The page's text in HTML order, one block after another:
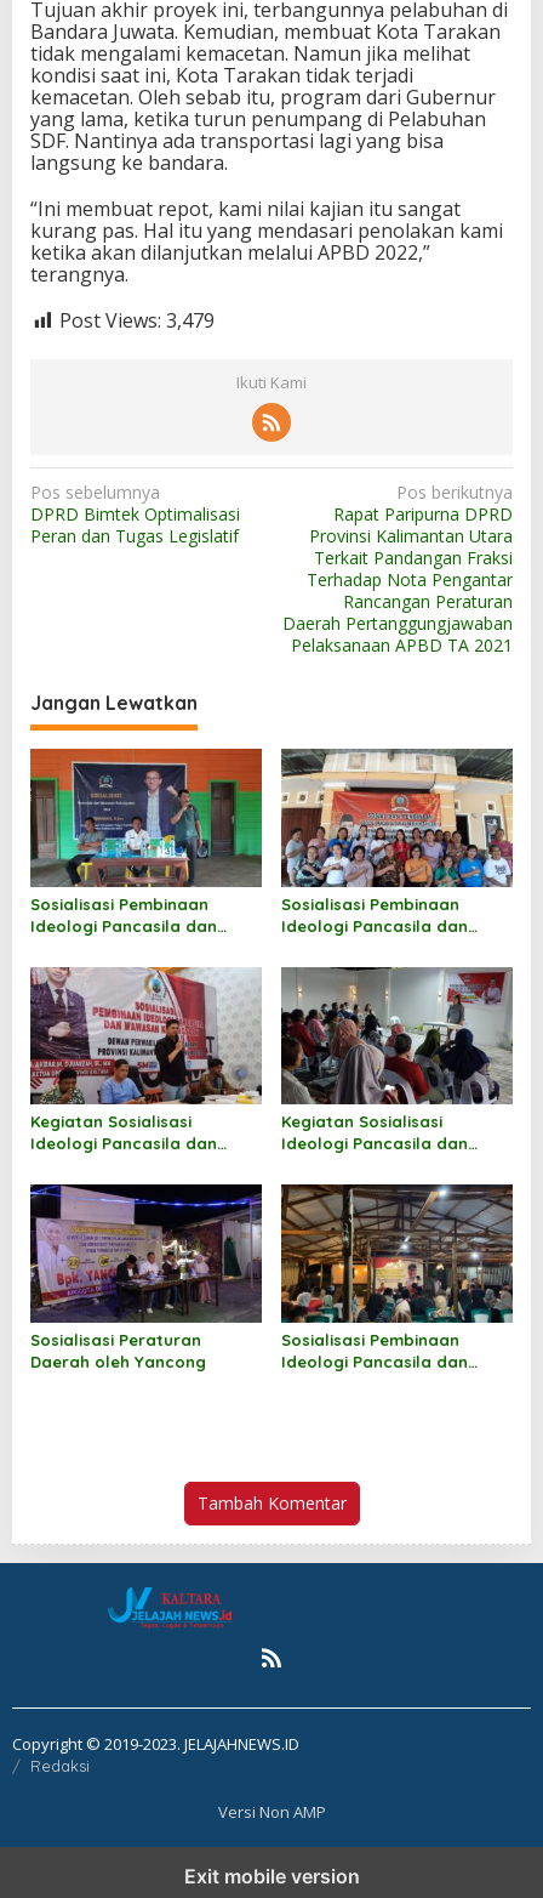
Tujuan akhir proyek ini, terbangunnya pelabuhan di
Bandara Juwata. Kemudian, membuat Kota Tarakan
tidak mengalami kemacetan. Namun jika melihat
kondisi saat ini, Kota Tarakan tidak terjadi
kemacetan. Oleh sebab itu, program dari Gubernur
yang lama, ketika turun penumpang di Pelabuhan
SDF. Nantinya ada transportasi lagi yang bisa
langsung ke bandara.
“Ini membuat repot, kami nilai kajian itu sangat
kurang pas. Hal itu yang mendasari penolakan kami
ketika akan dilanjutkan melalui APBD 2022,”
terangnya.
Post Views: 3,479
Ikuti Kami
N
a
s
i
p
o
s
Pos sebelumnya
DPRD Bimtek Optimalisasi
Peran dan Tugas Legislatif
Pos berikutnya
Rapat Paripurna DPRD
Provinsi Kalimantan Utara
Terkait Pandangan Fraksi
Terhadap Nota Pengantar
Rancangan Peraturan
Daerah Pertanggungjawaban
Pelaksanaan APBD TA 2021
Jangan Lewatkan
Sosialisasi Pembinaan
Ideologi Pancasila dan
Hermanus
Sosialisasi Pembinaan
Ideologi Pancasila dan
Markus Sakke
Kegiatan Sosialisasi
Ideologi Pancasila dan
Andi M Akbar
Kegiatan Sosialisasi
Ideologi Pancasila dan
Norhayati Andris
Sosialisasi Peraturan
Daerah oleh Yancong
Sosialisasi Pembinaan
Ideologi Pancasila dan
Tambah Komentar
Copyright © 2019-2023. JELAJAHNEWS.ID
Redaksi
Versi Non AMP
Exit mobile version